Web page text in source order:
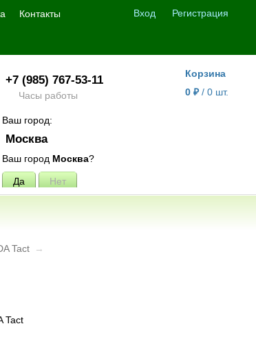
Вход Регистрация
Контакты
+7 (985) 767-53-11
Часы работы
Ваш город:
Москва
Ваш город Москва?
Корзина
0 ₽ / 0 шт.
Tact →
Tact